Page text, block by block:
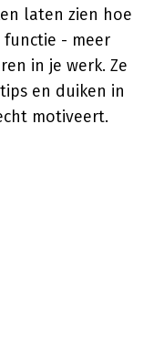
laten zien hoe
functie - meer
in je werk. Ze
en duiken in
motiveert.